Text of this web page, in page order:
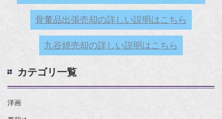
骨董品出張売却の詳しい説明はこちら
九谷焼売却の詳しい説明はこちら
カテゴリ一覧
洋画